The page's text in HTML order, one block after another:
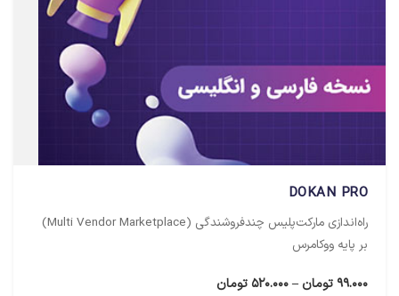
DOKAN PRO
راه‌اندازی مارکت‌پلیس چندفروشندگی (Multi Vendor Marketplace)
بر پایه ووکامرس
99.000 تومان –
520.000 تومان